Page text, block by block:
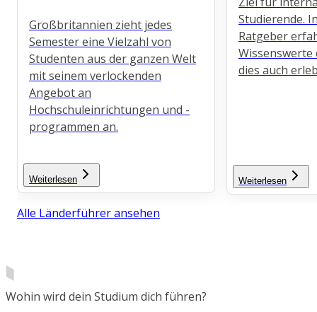
Großbritannien zieht jedes
Semester eine Vielzahl von
Studenten aus der ganzen Welt
mit seinem verlockenden
Angebot an
Hochschuleinrichtungen und -
programmen an.
Weiterlesen
Studierende.
Ratgeber
Wissenswerte
dies auch
Weiterlesen
Alle Länderführer ansehen
Wohin wird dein Studium dich führen?